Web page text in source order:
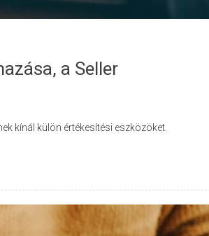
a Seller
kínál külön értékesítési eszközöket.